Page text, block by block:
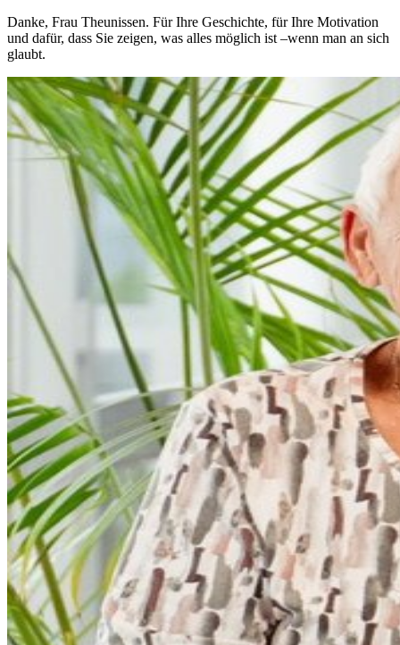
Danke, Frau Theunissen. Für Ihre Geschichte, für Ihre Motivation
und dafür, dass Sie zeigen, was alles möglich ist –wenn man an sich
glaubt.